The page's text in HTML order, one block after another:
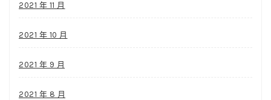
2021 年 11 月
2021 年 10 月
2021 年 9 月
2021 年 8 月